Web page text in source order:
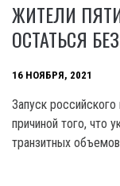
ЖИТЕЛИ
ОСТАТЬСЯ
16 НОЯБРЯ, 2021
Запуск
причиной того, что
транзитных